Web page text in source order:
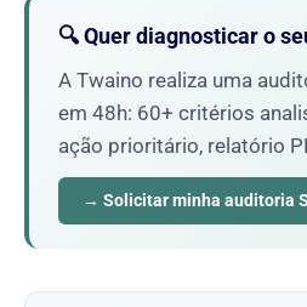
🔍 Quer diagnosticar o
A Twaino realiza uma
em 48h: 60+ critérios
ação prioritário, relatório
→ Solicitar minha auditoria